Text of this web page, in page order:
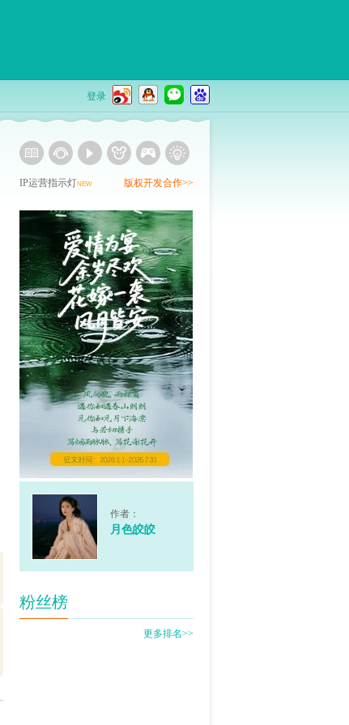
登录
IP运营指示灯NEW 版权开发合作>>
作者：
月色皎皎
粉丝榜
更多排名>>